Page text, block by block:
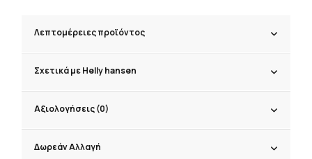
Λεπτομέρειες προϊόντος
Σχετικά με Helly hansen
Αξιολογήσεις (0)
Δωρεάν Αλλαγή